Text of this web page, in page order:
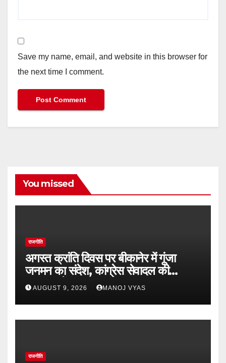
Save my name, email, and website in this browser for
the next time I comment.
You missed
राजनीति
अगस्त क्रांति दिवस पर बीकानेर में गूंजा
जनमन का संदेश, कांग्रेस सेवादल की
पदयात्रा में उमड़ा जनसैलाब
AUGUST 9, 2026 MANOJ VYAS
राजनीति